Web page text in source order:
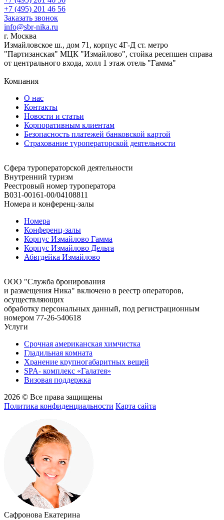
+7 (495) 201 46 56
Заказать звонок
info@sbr-nika.ru
г. Москва
Измайловское ш., дом 71, корпус 4Г-Д ст. метро
"Партизанская" МЦК "Измайлово", стойка ресепшен справа
от центрального входа, холл 1 этаж отель "Гамма"
Компания
О нас
Контакты
Новости и статьи
Корпоративным клиентам
Безопасность платежей банковской картой
Страхование туроператорской деятельности
Сфера туроператорской деятельности
Внутренний туризм
Реестровый номер туроператора
В031-00161-00/04108811
Номера и конференц-залы
Номера
Конференц-залы
Корпус Измайлово Гамма
Корпус Измайлово Дельта
Абвгдейка Измайлово
ООО "Служба бронирования
и размещения Ника" включено в реестр операторов,
осуществляющих
обработку персональных данный, под регистрационным
номером 77-26-540618
Услуги
Срочная американская химчистка
Гладильная комната
Хранение крупногабаритных вещей
SPA- комплекс «Галатея»
Визовая поддержка
2026 © Все права защищены
Политика конфиденциальности Карта сайта
Сафронова Екатерина